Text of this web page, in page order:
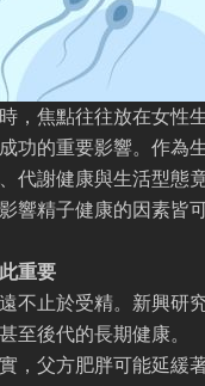
，焦點往往放在女性
功的重要影響。作為
代謝健康與生活型態
響精子健康的因素皆
重要
不止於受精。新興研
至後代的長期健康。
，父方肥胖可能延緩